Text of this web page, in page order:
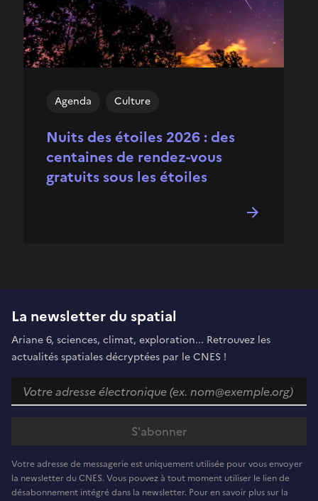
Nuits des étoiles 2026 : des
centaines de rendez-vous
gratuits sous les étoiles
Agenda Culture
La newsletter du spatial
Ariane 6, sciences, climat, exploration... Retrouvez les
actualités spatiales décryptées par le CNES !
Votre adresse de messagerie est uniquement utilisée pour vous envoyer
la newsletter du CNES. Vous pouvez à tout moment utiliser le lien de
désabonnement intégré dans la newsletter. Pour en savoir plus sur la